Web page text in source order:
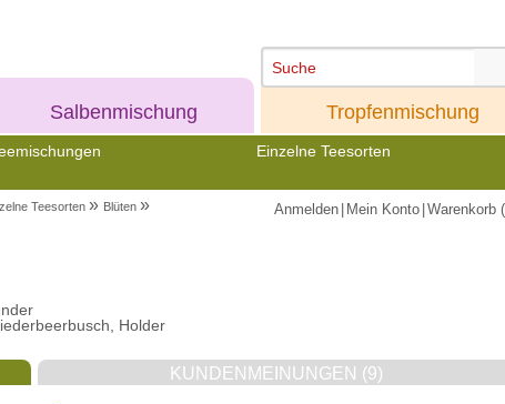
Einzelne Teesorten
Salbenmischung Tropfenmischung
Teesorten » Blüten » Warenkorb
Mein Konto
Anmelden
Holder
KUNDENMEINUNGEN (9)